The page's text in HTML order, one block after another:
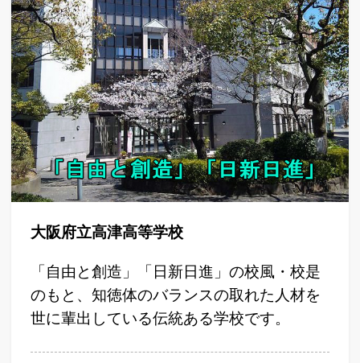
大阪府立高津高等学校
「自由と創造」「日新日進」の校風・校是
のもと、知徳体のバランスの取れた人材を
世に輩出している伝統ある学校です。